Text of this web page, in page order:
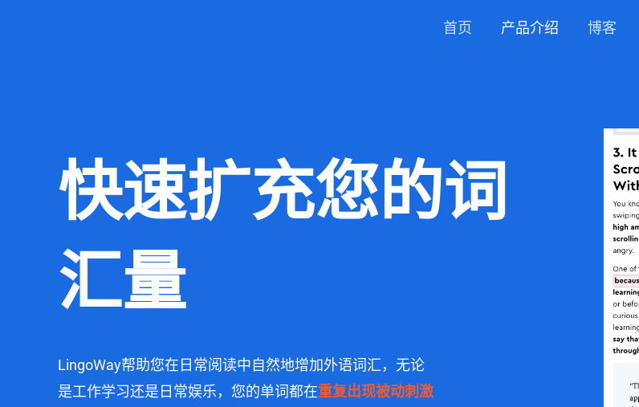
首页 产品介绍 博客
快速扩充您的词
汇量
LingoWay帮助您在日常阅读中自然地增加外语词汇，无论
是工作学习还是日常娱乐，您的单词都在重复出现被动刺激